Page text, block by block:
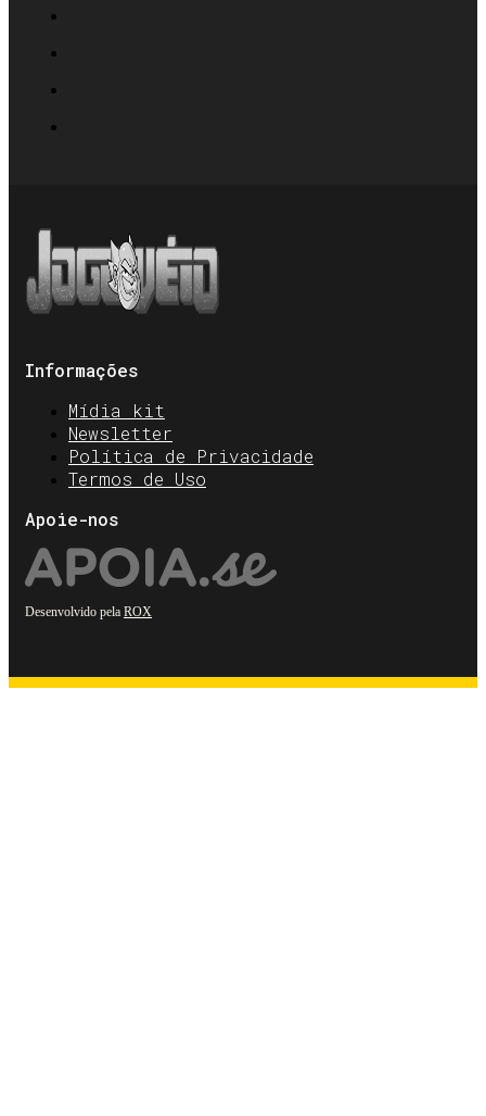
Informações
Mídia kit
Newsletter
Política de Privacidade
Termos de Uso
Apoie-nos
Desenvolvido pela ROX